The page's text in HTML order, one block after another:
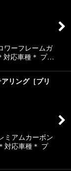
ーフレームガ
対応車種＊ プ…
リング［プリ
アムカーボン
対応車種＊ プ